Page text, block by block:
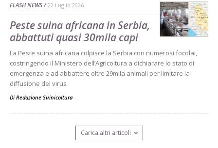
FLASH NEWS 22 Luglio 2026
Peste suina africana in Serbia,
abbattuti quasi 30mila capi
La Peste suina africana colpisce la Serbia con numerosi focolai,
costringendo il Ministero dell’Agricoltura a dichiarare lo stato di
emergenza e ad abbattere oltre 29mila animali per limitare la
diffusione del virus
Di Redazione Suinicoltura -
Carica altri articoli